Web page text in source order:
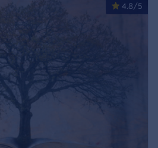
4.8/5